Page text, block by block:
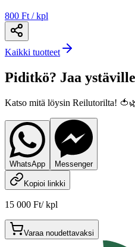
800 Ft / kpl
Kaikki tuotteet
Piditkö? Jaa
Katso mitä löysin Reilutorilta!
WhatsApp Messenger
Kopioi linkki
15 000 Ft/kpl
Varaa noudettavaksi